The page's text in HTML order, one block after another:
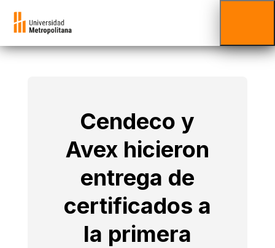
Cendeco y
Avex hicieron
entrega de
certificados a
la primera